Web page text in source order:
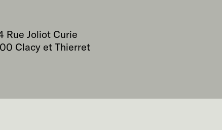
Rue Joliot Curie
Clacy et Thierret